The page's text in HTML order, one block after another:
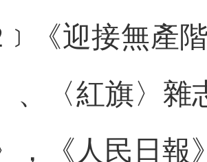
《迎接無產
、〈紅旗〉雜
，《人民日報